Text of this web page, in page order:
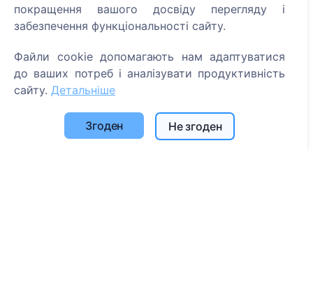
Інформація
Часто задавані питання
Події
Політика конфіденційності
покращення вашого досвіду перегляду і
забезпечення функціональності сайту.
Файли cookie допомагають нам адаптуватися
до ваших потреб і аналізувати продуктивність
сайту. Детальніше
Згоден Не згоден